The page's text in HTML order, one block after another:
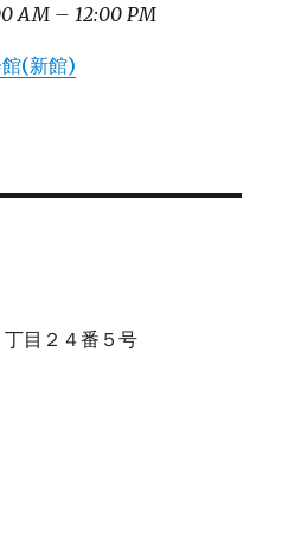
AM– 12:00 PM
(新館)
目２４番５号